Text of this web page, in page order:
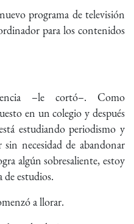
programa de televisión
para los contenidos
–le cortó–. Como
en un colegio y después
estudiando periodismo y
necesidad de abandonar
algún sobresaliente, estoy
de estudios.
a llorar.